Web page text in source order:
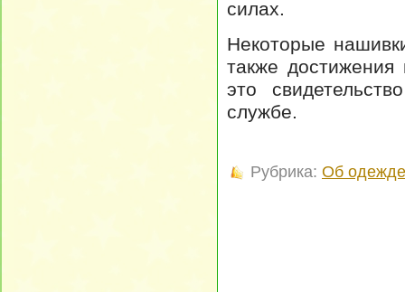
силах.
Некоторые
также
это
службе.
Рубрика: Об одежде